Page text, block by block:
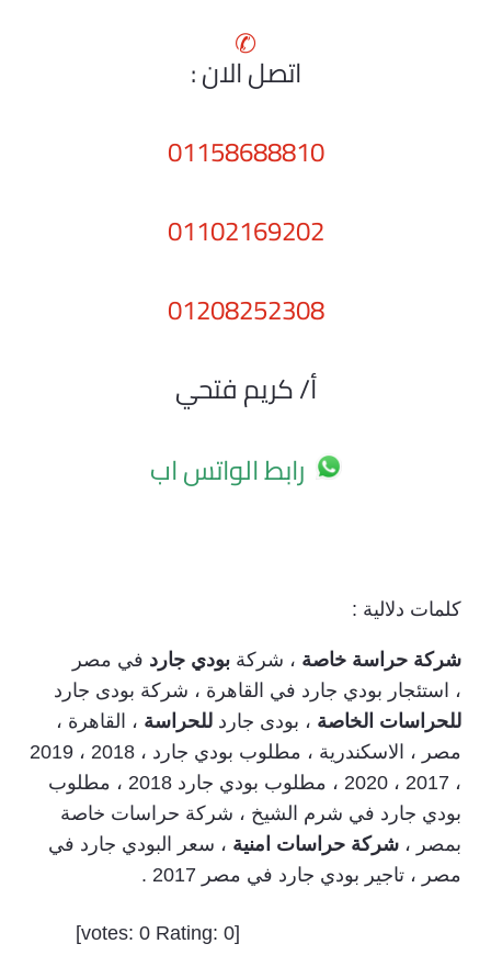
✆
اتصل الان :
01158688810
01102169202
01208252308
أ/ كريم فتحي
رابط الواتس اب
كلمات دلالية :
شركة حراسة خاصة ، شركة بودي جارد في مصر
، استئجار بودي جارد في القاهرة ، شركة بودى جارد
للحراسات الخاصة ، بودى جارد للحراسة ، القاهرة ،
مصر ، الاسكندرية ، مطلوب بودي جارد ، 2018 ، 2019
، 2017 ، 2020 ، مطلوب بودي جارد 2018 ، مطلوب
بودي جارد في شرم الشيخ ، شركة حراسات خاصة
بمصر ، شركة حراسات امنية ، سعر البودي جارد في
مصر ، تاجير بودي جارد في مصر 2017 .
[votes:
0 Rating: 0
]